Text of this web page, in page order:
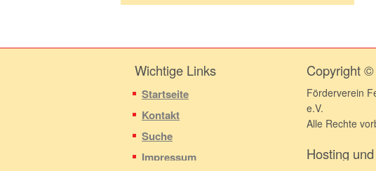
Wichtige Links
Startseite
Kontakt
Suche
Impressum
Copyright
Förderverein
e.V.
Alle Rechte
Hosting